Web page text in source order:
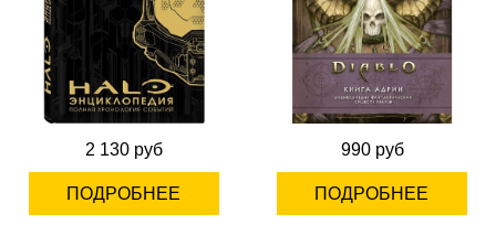
2 130 руб
ПОДРОБНЕЕ
990 руб
ПОДРОБНЕЕ